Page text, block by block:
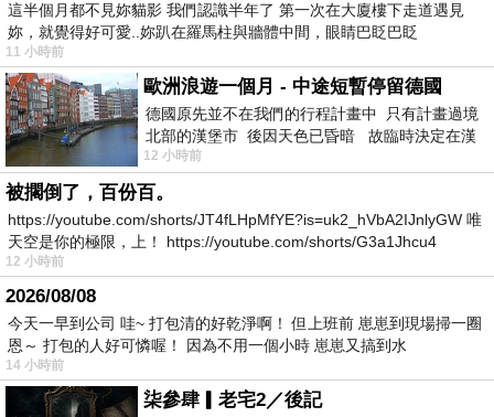
這半個月都不見妳貓影 我們認識半年了 第一次在大廈樓下走道遇見
妳，就覺得好可愛..妳趴在羅馬柱與牆體中間，眼睛巴眨巴眨
11 小時前
歐洲浪遊一個月 - 中途短暫停留德國
德國原先並不在我們的行程計畫中 只有計畫過境
北部的漢堡市 後因天色已昏暗 故臨時決定在漢
堡市吃晚餐和過夜
12 小時前
被擱倒了，百份百。
https://youtube.com/shorts/JT4fLHpMfYE?is=uk2_hVbA2IJnlyGW 唯
天空是你的極限，上！ https://youtube.com/shorts/G3a1Jhcu4
12 小時前
2026/08/08
今天一早到公司 哇~ 打包清的好乾淨啊！ 但上班前 崽崽到現場掃一圈
恩～ 打包的人好可憐喔！ 因為不用一個小時 崽崽又搞到水
14 小時前
柒參肆▎老宅2／後記